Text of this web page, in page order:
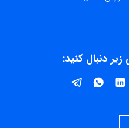
دنبال کنید: